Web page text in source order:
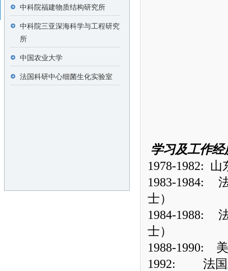
中科院福建物质结构研究所
中科院三亚深海科学与工程研究
所
中国农业大学
法国科研中心细菌生化实验室
学习及工作经
1978-1982: 山
1983-1984:
士）
1984-1988:
士）
1988-1990:
1992:
法